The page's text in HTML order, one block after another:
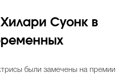
Суонк в
были замечены на премии